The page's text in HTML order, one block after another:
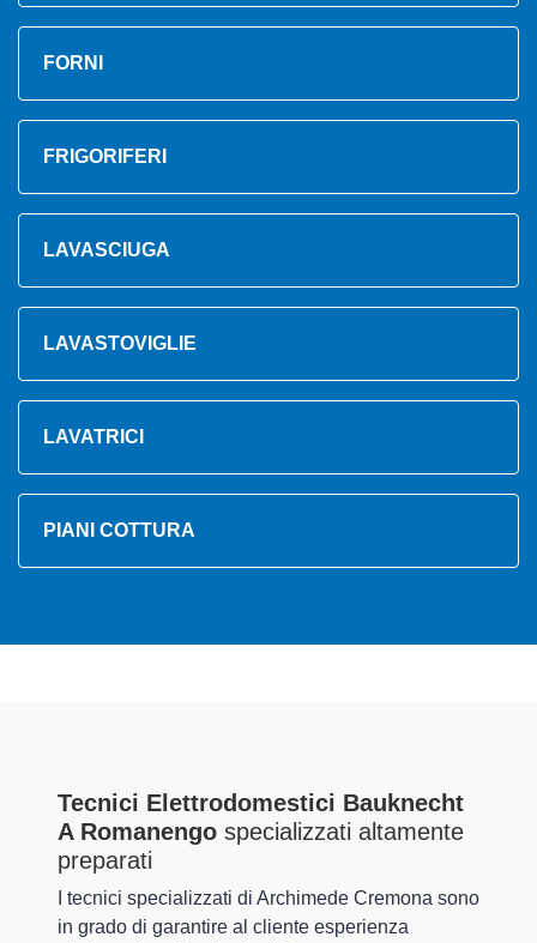
FORNI
FRIGORIFERI
LAVASCIUGA
LAVASTOVIGLIE
LAVATRICI
PIANI COTTURA
Tecnici Elettrodomestici Bauknecht
A Romanengo specializzati altamente
preparati
I tecnici specializzati di Archimede Cremona sono
in grado di garantire al cliente esperienza